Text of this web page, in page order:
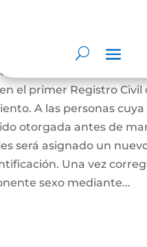
herramientas
Componente de
en el Registro Civil de
en el cambio legal del
el primer Registro Civil
A las personas
otorgada antes de
será asignado un
Una vez
sexo mediante...